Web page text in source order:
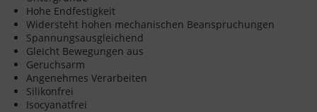
Hohe Endfestigkeit
Widersteht hohen mechanischen Beanspruchungen
Spannungsausgleichend
Gleicht Bewegungen aus
Geruchsarm
Angenehmes Verarbeiten
Silikonfrei
Isocyanatfrei